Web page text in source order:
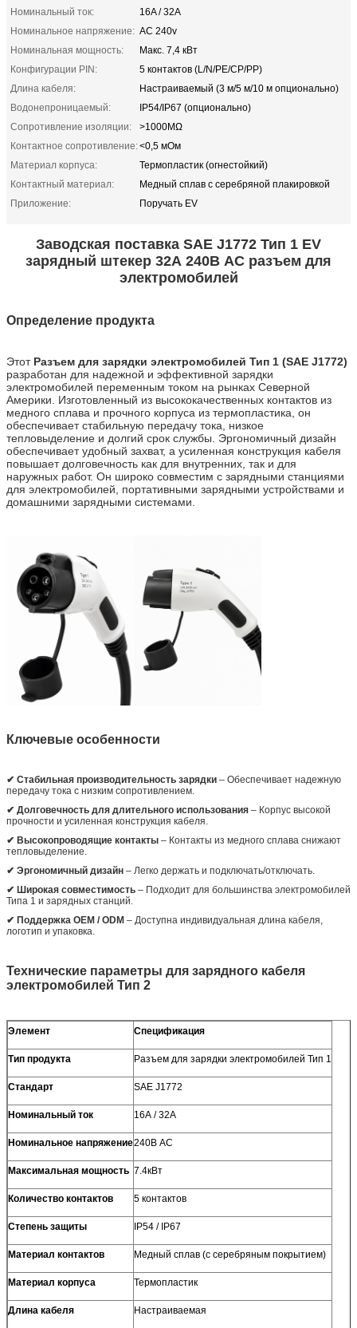
Номинальный ток:
16A / 32A
Номинальное напряжение: AC 240v
Номинальная мощность:
Макс. 7,4 кВт
Конфигурации PIN:
5 контактов (L/N/PE/CP/PP)
Длина кабеля:
Настраиваемый (3 м/5 м/10 м опционально)
Водонепроницаемый:
IP54/IP67 (опционально)
Сопротивление изоляции:
>1000MΩ
Контактное сопротивление:<0,5 мОм
Материал корпуса:
Термопластик (огнестойкий)
Контактный материал:
Медный сплав с серебряной плакировкой
Приложение:
Поручать EV
Заводская поставка SAE J1772 Тип 1 EV
зарядный штекер 32А 240В AC разъем для
электромобилей
Определение продукта
Этот Разъем для зарядки электромобилей Тип 1 (SAE J1772)
разработан для надежной и эффективной зарядки
электромобилей переменным током на рынках Северной
Америки. Изготовленный из высококачественных контактов из
медного сплава и прочного корпуса из термопластика, он
обеспечивает стабильную передачу тока, низкое
тепловыделение и долгий срок службы. Эргономичный дизайн
обеспечивает удобный захват, а усиленная конструкция кабеля
повышает долговечность как для внутренних, так и для
наружных работ. Он широко совместим с зарядными станциями
для электромобилей, портативными зарядными устройствами и
домашними зарядными системами.
Ключевые особенности
✔ Стабильная производительность зарядки – Обеспечивает надежную
передачу тока с низким сопротивлением.
✔ Долговечность для длительного использования – Корпус высокой
прочности и усиленная конструкция кабеля.
✔ Высокопроводящие контакты – Контакты из медного сплава снижают
тепловыделение.
✔ Эргономичный дизайн – Легко держать и подключать/отключать.
✔ Широкая совместимость – Подходит для большинства электромобилей
Типа 1 и зарядных станций.
✔ Поддержка OEM / ODM – Доступна индивидуальная длина кабеля,
логотип и упаковка.
Технические параметры для зарядного кабеля
электромобилей Тип 2
Элемент Спецификация
Тип продукта Разъем для зарядки электромобилей Тип 1
Стандарт SAE J1772
Номинальный ток 16А / 32А
Номинальное напряжение240В AC
Максимальная мощность 7.4кВт
Количество контактов 5 контактов
Степень защиты IP54 / IP67
Материал контактов Медный сплав (с серебряным покрытием)
Материал корпуса Термопластик
Длина кабеля Настраиваемая